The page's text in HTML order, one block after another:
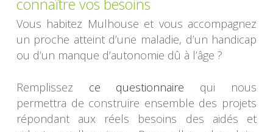
connaître vos besoins
Vous habitez Mulhouse et vous accompagnez
un proche atteint d’une maladie, d’un handicap
ou d’un manque d’autonomie dû à l’âge ?
Remplissez ce questionnaire qui nous
permettra de construire ensemble des projets
répondant aux réels besoins des aidés et